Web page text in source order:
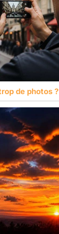
de photos ?